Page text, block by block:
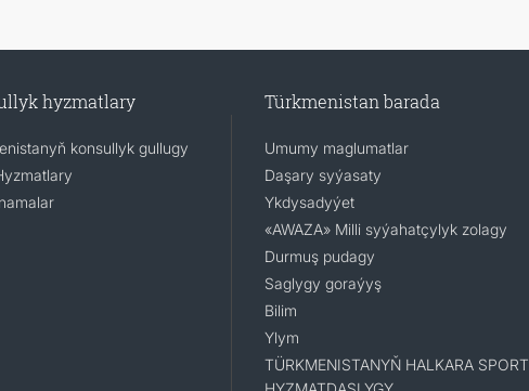
hyzmatlary
konsullyk gullugy
Türkmenistan barada
Umumy maglumatlar
Daşary syýasaty
Ykdysadyýet
«AWAZA» Milli syýahatçylyk zolagy
Durmuş pudagy
Saglygy goraýyş
Bilim
Ylym
TÜRKMENISTANYŇ HALKARA SPORT